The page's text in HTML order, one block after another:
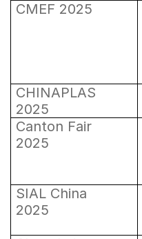
CMEF 2025
CHINAPLAS
2025
Canton Fair
2025
SIAL China
2025